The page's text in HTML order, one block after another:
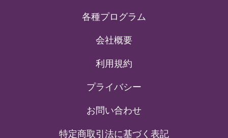
各種プログラム
会社概要
利用規約
プライバシー
お問い合わせ
特定商取引法に基づく表記